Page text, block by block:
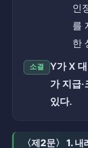
인
를
한
소결
Y가 X
가 지급
있다.
〈제2문〉 1.